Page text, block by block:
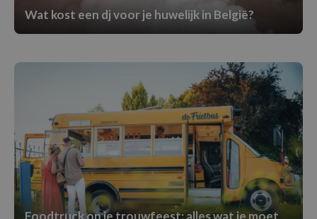
Wat kost een dj voor je huwelijk in België?
Foodtruck op je trouwfeest: alles wat je moet